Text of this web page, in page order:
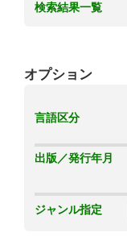
検索結果一覧
オプション
言語区分
出版／発行年月
ジャンル指定